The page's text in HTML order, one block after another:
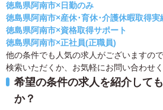
徳島県阿南市×日勤のみ
徳島県阿南市×産休･育休･介護休暇取得実
徳島県阿南市×資格取得サポート
徳島県阿南市×正社員(正職員)
他の条件でも人気の求人がございますの
検索いただくか、お気軽にお問い合わせく
希望の条件の求人を紹介して
か？